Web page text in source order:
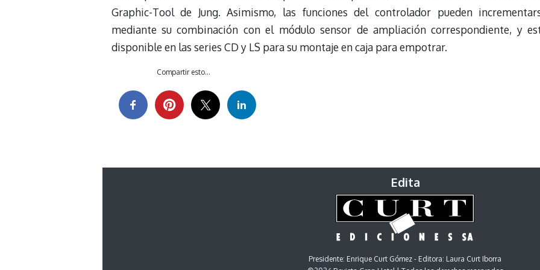
Graphic-Tool de Jung. Asimismo, las funciones del controlador pueden
mediante su combinación con el módulo sensor de ampliación correspondiente, y
disponible en las series CD y LS para su montaje en caja para empotrar.
Compartir esto...
Edita
Presidente: Enrique Curt Gómez - Editora: Laura Curt Iborra